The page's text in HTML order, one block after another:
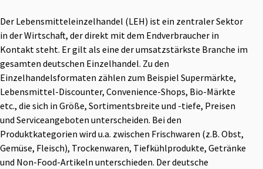
Der Lebensmitteleinzelhandel (LEH) ist ein zentraler Sektor
in der Wirtschaft, der direkt mit dem Endverbraucher in
Kontakt steht. Er gilt als eine der umsatzstärkste Branche im
gesamten deutschen Einzelhandel. Zu den
Einzelhandelsformaten zählen zum Beispiel Supermärkte,
Lebensmittel-Discounter, Convenience-Shops, Bio-Märkte
etc., die sich in Größe, Sortimentsbreite und -tiefe, Preisen
und Serviceangeboten unterscheiden. Bei den
Produktkategorien wird u.a. zwischen Frischwaren (z.B. Obst,
Gemüse, Fleisch), Trockenwaren, Tiefkühlprodukte, Getränke
und Non-Food-Artikeln unterschieden. Der deutsche